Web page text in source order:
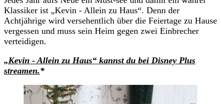
Klassiker ist „Kevin - Allein zu Haus“. Denn der
Achtjährige wird versehentlich über die Feiertage zu Hause
vergessen und muss sein Heim gegen zwei Einbrecher
verteidigen.
„Kevin - Allein zu Haus“ kannst du bei Disney Plus
streamen.*